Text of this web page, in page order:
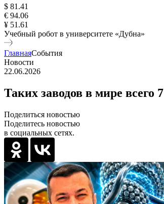
$ 81.41
€ 94.06
¥ 51.61
Учебный робот в университете «Дубна»
ГлавнаяСобытия
Новости
22.06.2026
Таких заводов в мире всего 7
Поделиться новостью
Поделитесь новостью
в социальных сетях.